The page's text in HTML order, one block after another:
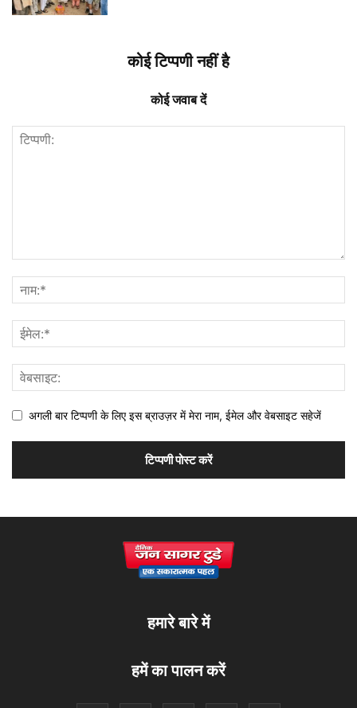
कोई टिप्पणी नहीं है
कोई जवाब दें
अगली बार टिप्पणी के लिए इस ब्राउज़र में मेरा नाम, ईमेल और वेबसाइट सहेजें
हमारे बारे में
हमें का पालन करें